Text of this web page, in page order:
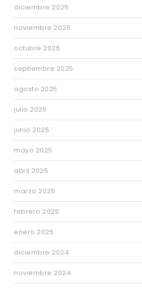
diciembre 2025
noviembre 2025
octubre 2025
septiembre 2025
agosto 2025
julio 2025
junio 2025
mayo 2025
abril 2025
marzo 2025
febrero 2025
enero 2025
diciembre 2024
noviembre 2024